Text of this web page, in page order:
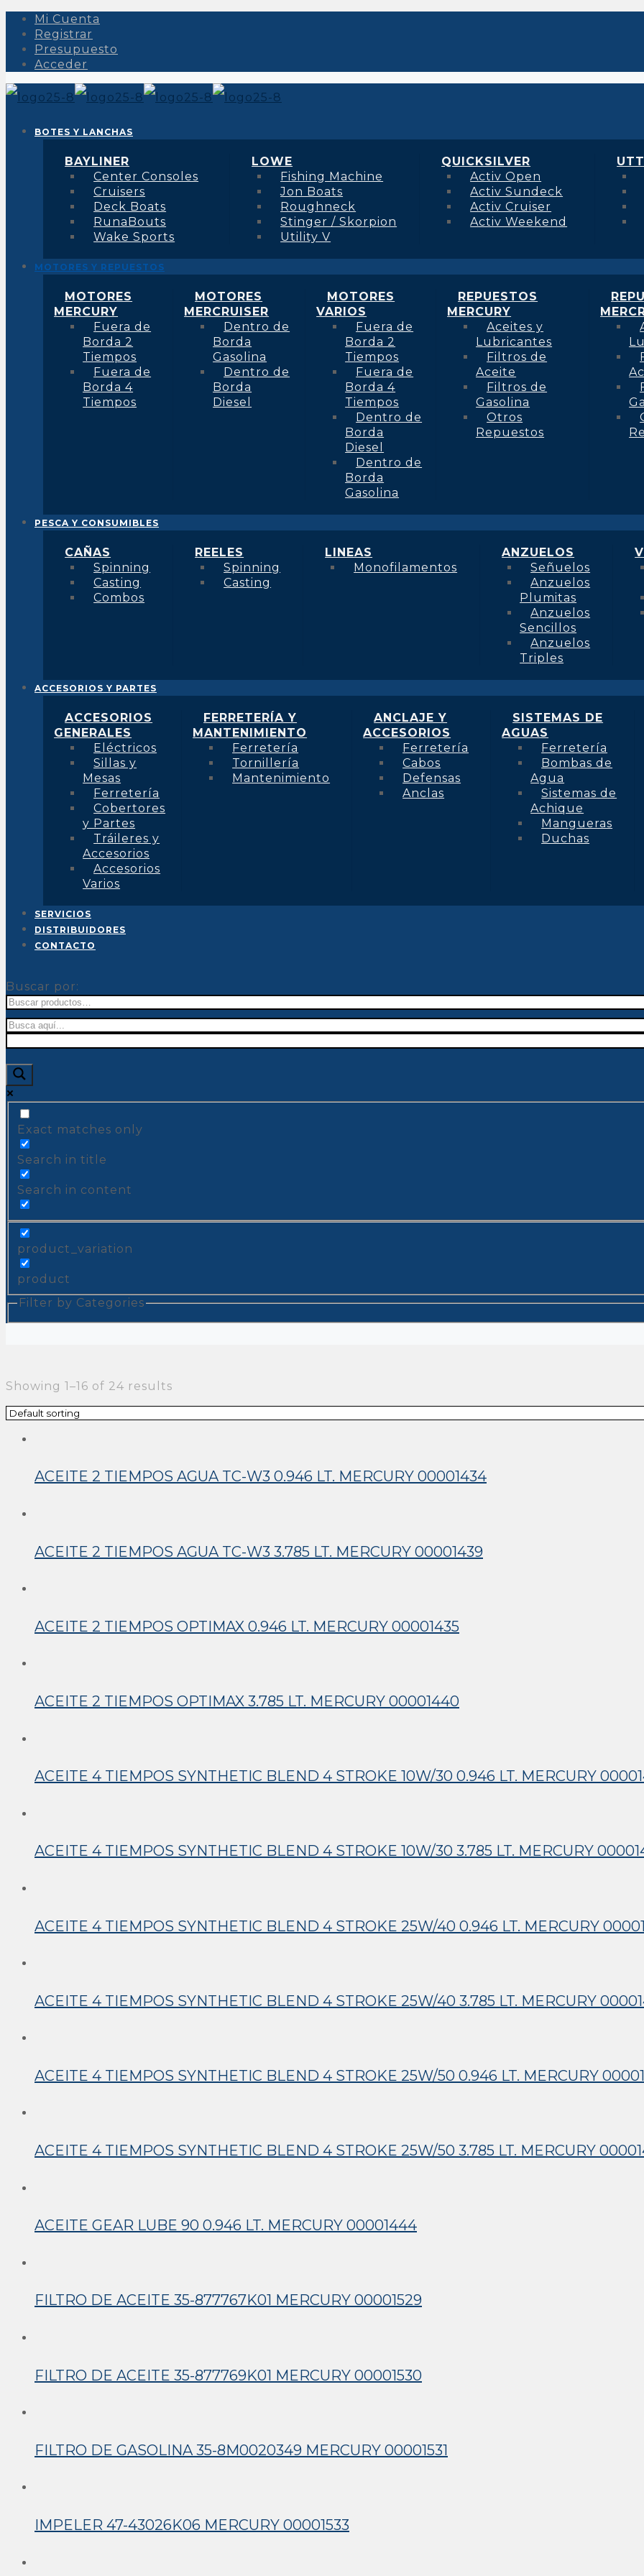
Mi Cuenta
Registrar
Presupuesto
Acceder
BOTES Y LANCHAS
BAYLINER
Center Consoles
Cruisers
Deck Boats
RunaBouts
Wake Sports
LOWE
Fishing Machine
Jon Boats
Roughneck
Stinger / Skorpion
Utility V
QUICKSILVER
Activ Open
Activ Sundeck
Activ Cruiser
Activ Weekend
MOTORES Y REPUESTOS
MOTORES
MERCURY
Fuera de
Borda 2
Tiempos
Fuera de
Borda 4
Tiempos
MOTORES
MERCRUISER
Dentro de
Borda
Gasolina
Dentro de
Borda
Diesel
MOTORES
VARIOS
Fuera de
Borda 2
Tiempos
Fuera de
Borda 4
Tiempos
Dentro de
Borda
Diesel
Dentro de
Borda
Gasolina
REPUESTOS
MERCURY
Aceites y
Lubricantes
Filtros de
Aceite
Filtros de
Gasolina
Otros
Repuestos
PESCA Y CONSUMIBLES
CAÑAS
Spinning
Casting
Combos
REELES
Spinning
Casting
LINEAS
Monofilamentos
ANZUELOS
Señuelos
Anzuelos
Plumitas
Anzuelos
Sencillos
Anzuelos
Triples
ACCESORIOS Y PARTES
ACCESORIOS
GENERALES
Eléctricos
Sillas y
Mesas
Ferretería
Cobertores
y Partes
Tráileres y
Accesorios
Accesorios
Varios
FERRETERÍA Y
MANTENIMIENTO
Ferretería
Tornillería
Mantenimiento
ANCLAJE Y
ACCESORIOS
Ferretería
Cabos
Defensas
Anclas
SISTEMAS DE
AGUAS
Ferretería
Bombas de
Agua
Sistemas de
Achique
Mangueras
Duchas
SERVICIOS
DISTRIBUIDORES
CONTACTO
Buscar por:
Exact matches only
Search in title
Search in content
product_variation
product
Filter by Categories
Showing 1–16 of 24 results
ACEITE 2 TIEMPOS AGUA TC-W3 0.946 LT. MERCURY 00001434
ACEITE 2 TIEMPOS AGUA TC-W3 3.785 LT. MERCURY 00001439
ACEITE 2 TIEMPOS OPTIMAX 0.946 LT. MERCURY 00001435
ACEITE 2 TIEMPOS OPTIMAX 3.785 LT. MERCURY 00001440
ACEITE 4 TIEMPOS SYNTHETIC BLEND 4 STROKE 10W/30 0.946 LT. MERCURY
ACEITE 4 TIEMPOS SYNTHETIC BLEND 4 STROKE 10W/30 3.785 LT. MERCURY
ACEITE 4 TIEMPOS SYNTHETIC BLEND 4 STROKE 25W/40 0.946 LT. MERCURY
ACEITE 4 TIEMPOS SYNTHETIC BLEND 4 STROKE 25W/40 3.785 LT. MERCURY
ACEITE 4 TIEMPOS SYNTHETIC BLEND 4 STROKE 25W/50 0.946 LT. MERCURY
ACEITE 4 TIEMPOS SYNTHETIC BLEND 4 STROKE 25W/50 3.785 LT. MERCURY
ACEITE GEAR LUBE 90 0.946 LT. MERCURY 00001444
FILTRO DE ACEITE 35-877767K01 MERCURY 00001529
FILTRO DE ACEITE 35-877769K01 MERCURY 00001530
FILTRO DE GASOLINA 35-8M0020349 MERCURY 00001531
IMPELER 47-43026K06 MERCURY 00001533